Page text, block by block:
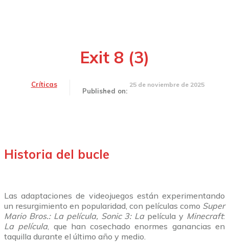
Exit 8 (3)
Críticas
Published on:
25 de noviembre de 2025
Historia del bucle
Las adaptaciones de videojuegos están experimentando
un resurgimiento en popularidad, con películas como Super
Mario Bros.: La película, Sonic 3: Lapelícula y Minecraft:
La película, que han cosechado enormes ganancias en
taquilla durante el último año y medio.